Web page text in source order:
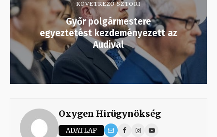
KÖVETKEZŐ SZTORI
Győr polgármestere
egyeztetést kezdeményezett az
Audival
Oxygen Hirügynökség
ADATLAP